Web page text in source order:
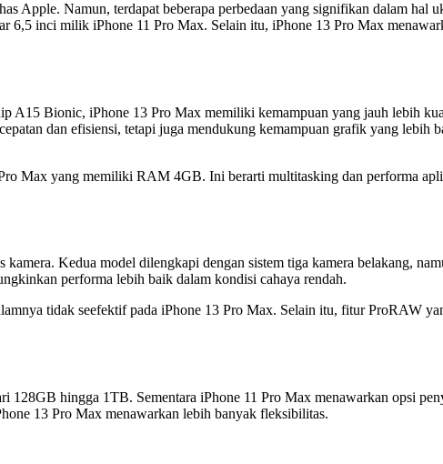
Apple. Namun, terdapat beberapa perbedaan yang signifikan dalam hal
inci milik iPhone 11 Pro Max. Selain itu, iPhone 13 Pro Max
Bionic, iPhone 13 Pro Max memiliki kemampuan yang jauh lebih
dan efisiensi, tetapi juga mendukung kemampuan grafik yang lebih
Max yang memiliki RAM 4GB. Ini berarti multitasking dan performa
Kedua model dilengkapi dengan sistem tiga kamera belakang,
performa lebih baik dalam kondisi cahaya rendah.
tidak seefektif pada iPhone 13 Pro Max. Selain itu, fitur ProRAW
hingga 1TB. Sementara iPhone 11 Pro Max menawarkan opsi
13 Pro Max menawarkan lebih banyak fleksibilitas.